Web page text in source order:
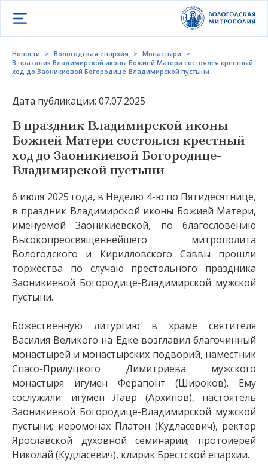
Открыть меню
Новости > Вологодская епархия > Монастыри
>
В праздник Владимирской иконы Божией Матери состоялся крестный
ход до Заоникиевой Богородице-Владимирской пустыни
Дата публикации: 07.07.2025
В праздник Владимирской иконы
Божией Матери состоялся крестный
ход до Заоникиевой Богородице-
Владимирской пустыни
6 июля 2025 года, в Неделю 4-ю по Пятидесятнице,
в праздник Владимирской иконы Божией Матери,
именуемой Заоникиевской, по благословению
Высокопреосвященнейшего митрополита
Вологодского и Кирилловского Саввы прошли
торжества по случаю престольного праздника
Заоникиевой Богородице-Владимирской мужской
пустыни.
Божественную литургию в храме святителя
Василия Великого на Едке возглавил благочинный
монастырей и монастырских подворий, наместник
Спасо-Прилуцкого Димитриева мужского
монастыря игумен Ферапонт (Широков). Ему
сослужили: игумен Лавр (Архипов), настоятель
Заоникиевой Богородице-Владимирской мужской
пустыни; иеромонах Платон (Кудласевич), ректор
Ярославской духовной семинарии; протоиерей
Николай (Кудласевич), клирик Брестской епархии.